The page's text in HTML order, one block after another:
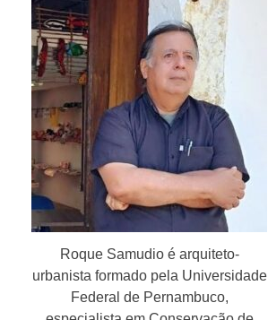
Roque Samudio é arquiteto-
urbanista formado pela Universidade
Federal de Pernambuco,